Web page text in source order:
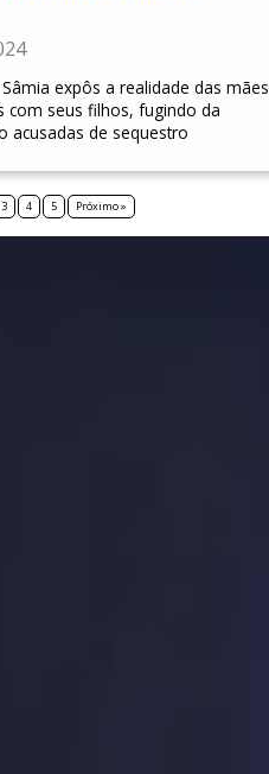
expôs a realidade das mães
com seus filhos, fugindo da
acusadas de sequestro
3 4 5 Próximo »